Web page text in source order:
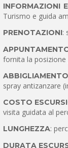
INFORMAZIONI
Turismo e guida
PRENOTAZIONI:
fornita la
ABBIGLIAMENTO
spray antizanzare
COSTO
visita guidata al
LUNGHEZZA:
DURATA